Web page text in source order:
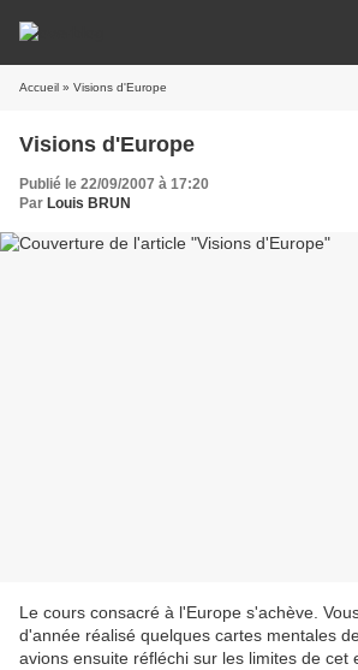
Accueil » Visions d'Europe
Visions d'Europe
Publié le 22/09/2007 à 17:20
Par Louis BRUN
Le cours consacré à l'Europe s'achève.
d'année réalisé quelques cartes mentales
avions ensuite réfléchi sur les limites de cet